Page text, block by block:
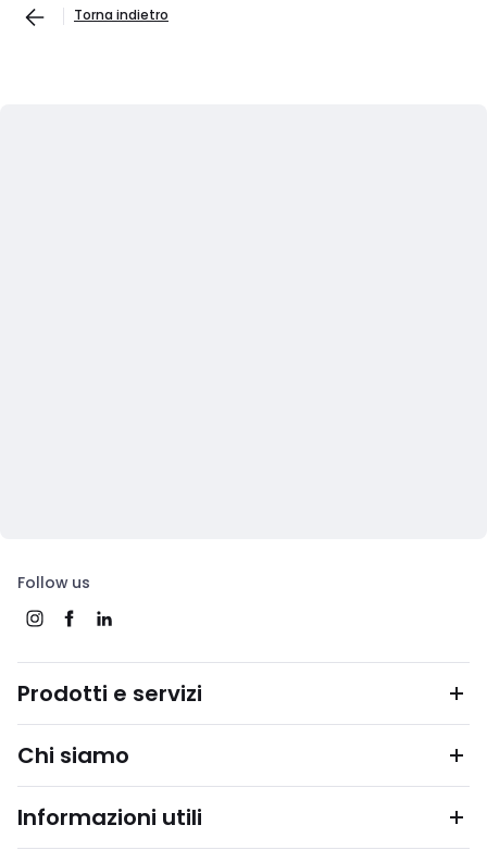
Torna indietro
Follow us
Prodotti e servizi
Chi siamo
Informazioni utili